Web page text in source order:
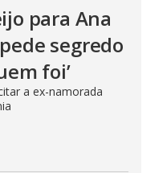
para Ana
segredo
foi’
a ex-namorada